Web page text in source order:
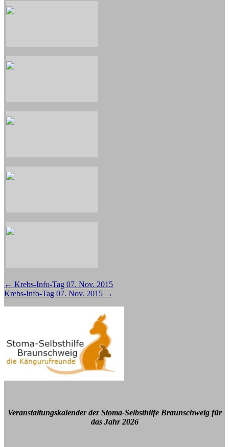
Beitragsnavigation
← Krebs-Info-Tag 07. Nov. 2015
Krebs-Info-Tag 07. Nov. 2015 →
Veranstaltungskalender der Stoma-Selbsthilfe Braunschweig für
das Jahr 2026